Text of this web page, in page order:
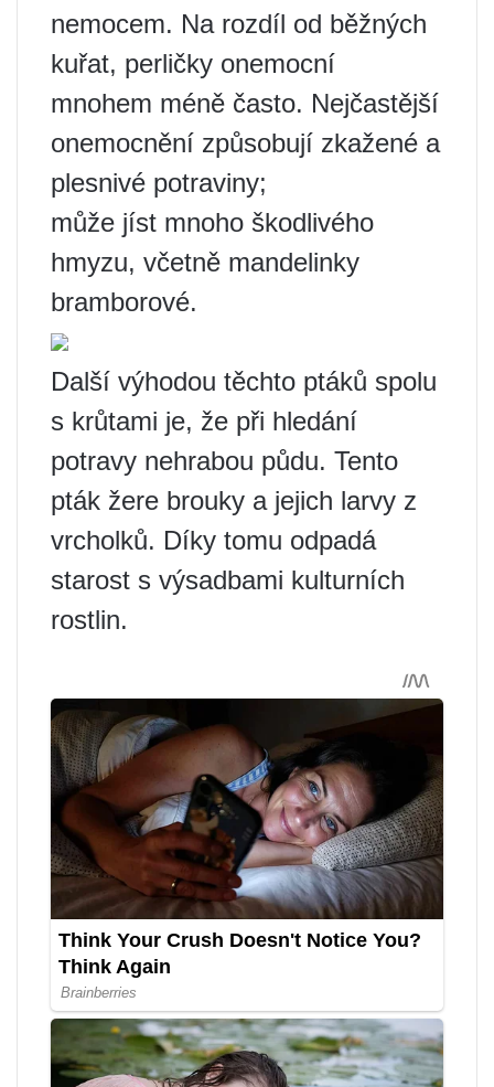
nemocem. Na rozdíl od běžných
kuřat, perličky onemocní
mnohem méně často. Nejčastější
onemocnění způsobují zkažené a
plesnivé potraviny;
může jíst mnoho škodlivého
hmyzu, včetně mandelinky
bramborové.
Další výhodou těchto ptáků spolu
s krůtami je, že při hledání
potravy nehrabou půdu. Tento
pták žere brouky a jejich larvy z
vrcholků. Díky tomu odpadá
starost s výsadbami kulturních
rostlin.